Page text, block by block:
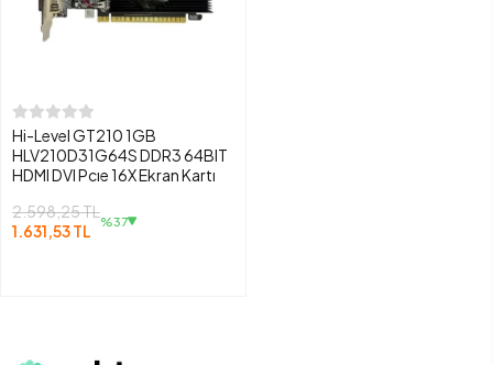
Hi-Level GT210 1GB
HLV210D31G64S DDR3 64BIT
HDMI DVI Pcıe 16X Ekran Kartı
2.598,25 TL
1.631,53 TL
%37